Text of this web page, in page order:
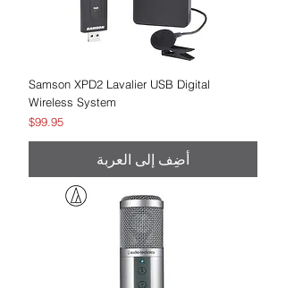
Samson XPD2 Lavalier USB Digital
Wireless System
السعر
$99.95
أضِف إلى العربة